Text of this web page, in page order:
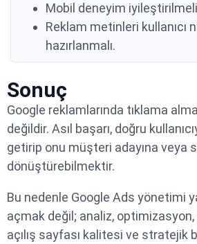
Mobil deneyim
Reklam metinleri kullanıcı
hazırlanmalı.
Sonuç
Google reklamlarında tıklama
değildir. Asıl başarı, doğru
getirip onu müşteri adayına veya
dönüştürebilmektir.
Bu nedenle Google Ads yönetimi
açmak değil; analiz,
açılış sayfası kalitesi ve stratejik